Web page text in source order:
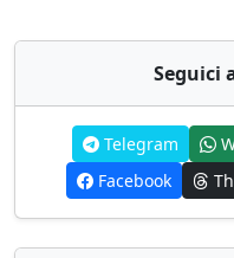
Seguici
Telegram
Facebook